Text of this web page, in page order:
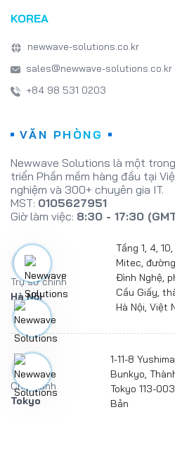
KOREA
newwave-solutions.co.kr
sales@newwave-solutions.co.kr
+84 98 531 0203
VĂN PHÒNG
Newwave Solutions là một
triển Phần mềm hàng đầu tại
nghiệm và 300+ chuyên gia IT.
MST: 0105627951
Giờ làm việc: 8:30 - 17:30
Trụ sở chính
Hà Nội
Tầng 1, 4,
Mitec,
Đình Nghệ,
Cầu Giấy,
Hà Nội, Việt
Chi nhánh
Tokyo
1-11-8
Bunkyo,
Tokyo 113-
Bản